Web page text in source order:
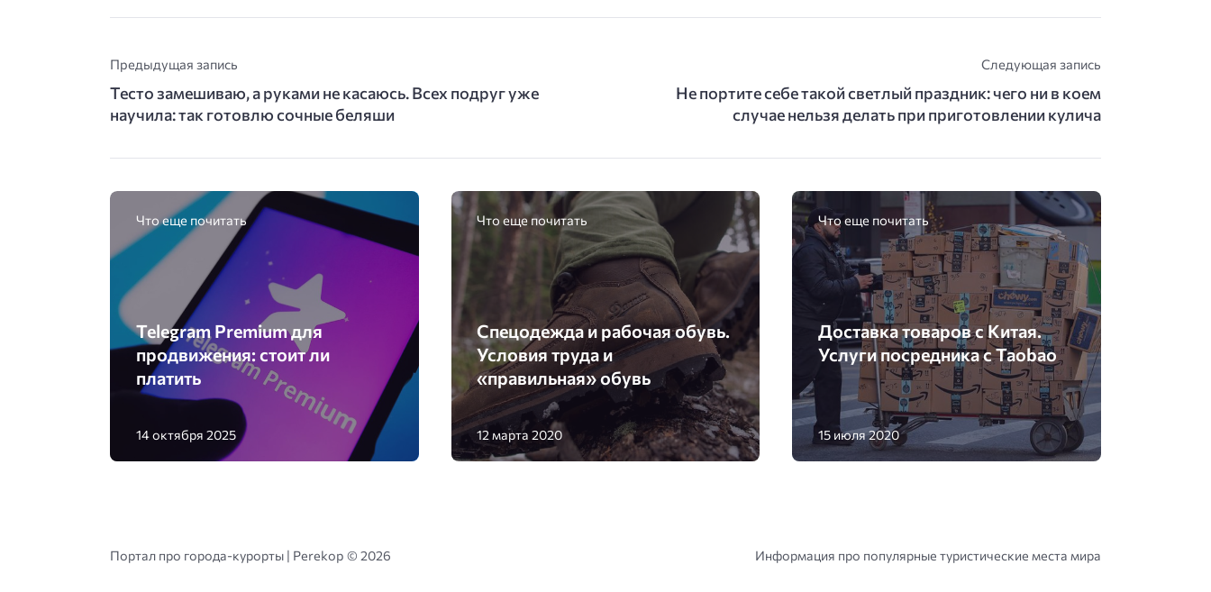
Предыдущая запись
Тесто замешиваю, а руками не касаюсь. Всех подруг уже
научила: так готовлю сочные беляши
Следующая запись
Не портите себе такой светлый праздник: чего ни в коем
случае нельзя делать при приготовлении кулича
Что еще почитать
Telegram Premium для
продвижения: стоит ли
платить
14 октября 2025
Что еще почитать
Спецодежда и рабочая обувь.
Условия труда и
«правильная» обувь
12 марта 2020
Что еще почитать
Доставка товаров с Китая.
Услуги посредника с Taobao
15 июля 2020
Портал про города-курорты | Perekop © 2026 Информация про популярные туристические места мира